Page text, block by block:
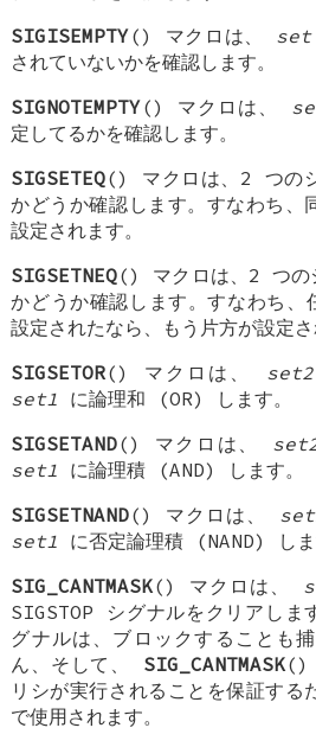
SIGISEMPTY() マクロは、 set
されていないかを確認します。
SIGNOTEMPTY() マクロは、
定してるかを確認します。
SIGSETEQ() マクロは、2 つの
かどうか確認します。すなわち、
設定されます。
SIGSETNEQ() マクロは、2 つの
かどうか確認します。すなわち
設定されたなら、もう片方が設定さ
SIGSETOR() マクロは、 set2
set1 に論理和 (OR) します。
SIGSETAND() マクロは、
set1 に論理積 (AND) します。
SIGSETNAND() マクロは、
set1 に否定論理積 (NAND) しま
SIG_CANTMASK() マクロは、
SIGSTOP シグナルをクリアし
グナルは、ブロックすることも
ん、そして、 SIG_CANTMASK()
リシが実行されることを保証する
で使用されます。